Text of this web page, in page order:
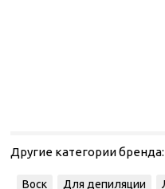
Другие категории бренда:
Воск Для депиляции